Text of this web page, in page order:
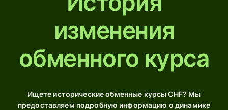
изменения
обменного курса
Ищете исторические обменные курсы CHF? Мы
предоставляем подробную информацию о динамике